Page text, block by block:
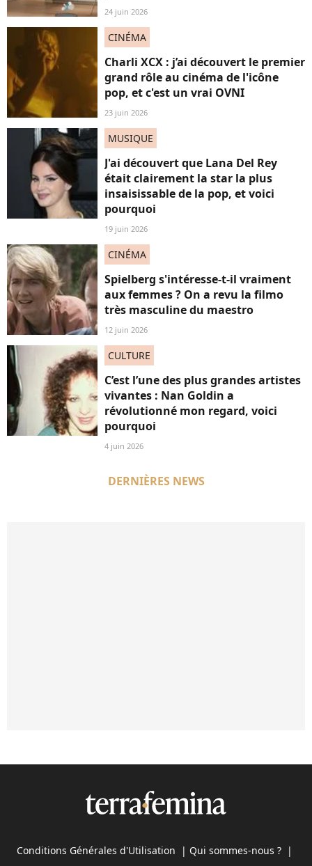
24 juin 2026
CINÉMA
Charli XCX : j’ai découvert le premier
grand rôle au cinéma de l'icône
pop, et c'est un vrai OVNI
23 juin 2026
MUSIQUE
J'ai découvert que Lana Del Rey
était clairement la star la plus
insaisissable de la pop, et voici
pourquoi
19 juin 2026
CINÉMA
Spielberg s'intéresse-t-il vraiment
aux femmes ? On a revu la filmo
très masculine du maestro
12 juin 2026
CULTURE
C’est l’une des plus grandes artistes
vivantes : Nan Goldin a
révolutionné mon regard, voici
pourquoi
4 juin 2026
DERNIÈRES NEWS
Conditions Générales d'Utilisation | Qui sommes-nous ? |